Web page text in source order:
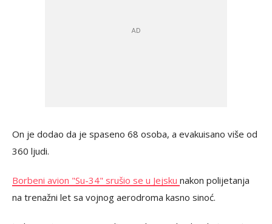
On je dodao da je spaseno 68 osoba, a evakuisano više od
360 ljudi.
Borbeni avion "Su-34" srušio se u Jejsku nakon polijetanja
na trenažni let sa vojnog aerodroma kasno sinoć.